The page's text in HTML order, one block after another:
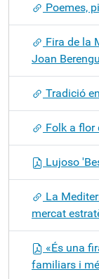
Poemes,
Fira de la
Joan
Tradició
Folk a flor
Lujoso
La
mercat
«És una
familiars i